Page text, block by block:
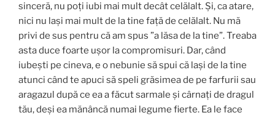
sinceră, nu poţi iubi mai mult decât celălalt. Şi, ca atare,
nici nu laşi mai mult de la tine faţă de celălalt. Nu mă
privi de sus pentru că am spus ”a lăsa de la tine”. Treaba
asta duce foarte uşor la compromisuri. Dar, când
iubeşti pe cineva, e o nebunie să spui că laşi de la tine
atunci când te apuci să speli grăsimea de pe farfurii sau
aragazul după ce ea a făcut sarmale şi cârnaţi de dragul
tău, deşi ea mănâncă numai legume fierte. Ea le face